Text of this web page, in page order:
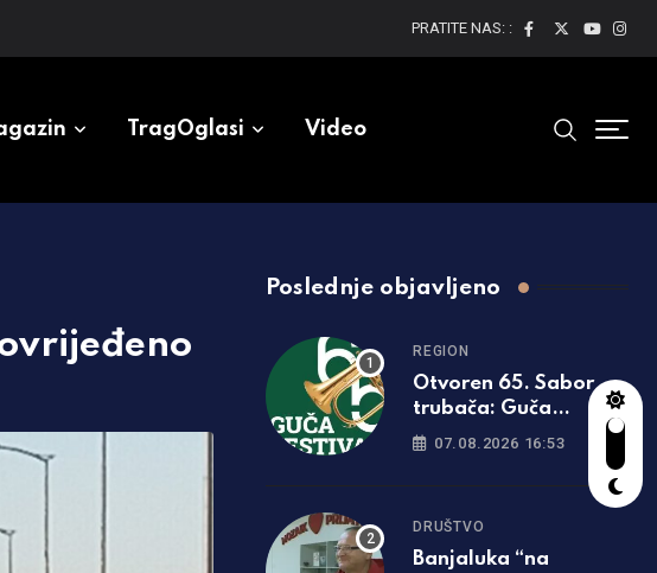
PRATITE NAS: :
TragOglasi Video
Poslednje objavljeno
REGION
Otvoren 65. Sabor
trubača: Guča
ponovo zasvirala
07.08.2026 16:53
DRUŠTVO
Banjaluka “na